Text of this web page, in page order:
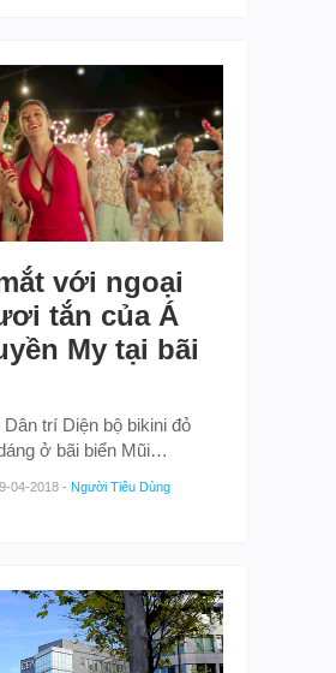
với ngoại
tắn của Á
My tại bãi
Dân trí Diện bộ bikini đỏ
ở bãi biển Mũi…
04-2018 - Người Tiêu Dùng